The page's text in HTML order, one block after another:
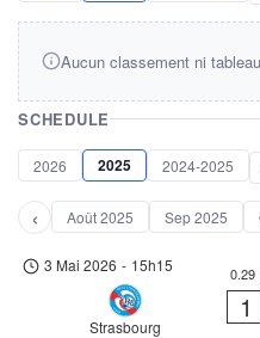
Aucun classement ni
SCHEDULE
2026 2025 2024-2025
‹ Août 2025 Sep 2025
3 Mai 2026 - 15h15
Strasbourg
0.29
1